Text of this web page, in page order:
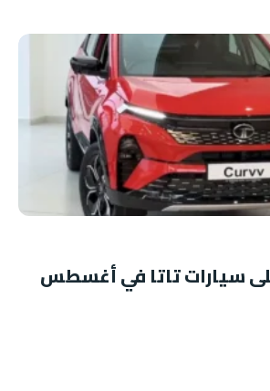
سيارات تاتا في أغسطس